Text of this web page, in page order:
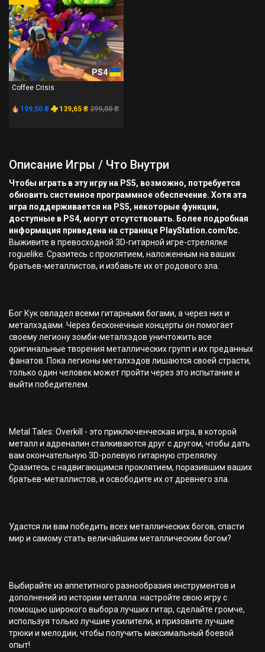
PS4
Coffee Crisis
199,50 ₴ 139,65 ₴ 399,00 ₴
Описание Игры / Что Внутри
Чтобы играть в эту игру на PS5, возможно, потребуется
обновить системное программное обеспечение. Хотя эта
игра поддерживается на PS5, некоторые функции,
доступные в PS4, могут отсутствовать. Более подробная
информация приведена на странице PlayStation.com/bc.
Выживите в превосходной 3D-гитарной игре-стрелялке
roguelike. Сразитесь с проклятием, наложенным на ваших
братьев-металлистов, и избавьте их от родового зла.
Бог Кук овладел всеми гитарными богами, а через них и
металхэдами. Через бесконечные концерты он помогает
своему легиону зомби-металхэдов уничтожить все
оригинальные творения металлических групп и их преданных
фанатов. Пока легионы металхэдов лишаются своей страсти,
только один человек может пройти через это испытание и
выйти победителем.
Metal Tales: Overkill - это приключенческая игра, в которой
металл и адреналин сталкиваются друг с другом, чтобы дать
вам окончательную 3D-ролевую гитарную стрелялку.
Сразитесь с надвигающимся проклятием, поразившим ваших
братьев-металлистов, и освободите их от древнего зла.
Удастся ли вам победить всех металлических богов, спасти
мир и самому стать величайшим металлическим богом?
Выбирайте из аппетитного разнообразия инструментов и
дополнений из истории металла: настройте свою игру с
помощью широкого выбора лучших гитар, сделайте громче,
используя только лучшие усилители, и призовите лучшие
трюки и мелодии, чтобы получить максимальный боевой
опыт!